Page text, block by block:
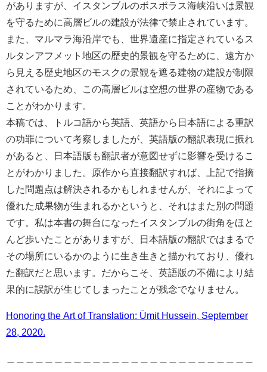
がありますが、イスタンブルのボスポラス海峡沿いは景観
を守るために高層ビルの建設が法律で禁止されています。
また、マルマラ海沿岸でも、世界遺産に指定されているス
ルタンアフメット地区の歴史的景観を守るために、遠方か
ら見える歴史地区のモスクの景観を遮る建物の建設が制限
されているため、この高層ビルは空想の世界の産物である
ことがわかります。
本稿では、トルコ語から英語、英語から日本語による重訳
の功罪について考察しましたが、英語版の翻訳表現に振れ
があると、日本語版も翻訳者が意図せずに影響を受けるこ
とがわかりました。原作から直接翻訳すれば、上記で指摘
した問題点は解決されるかもしれませんが、それによって
優れた成果物が生まれるかというと、それはまた別の問題
です。私は本書の舞台になったイスタンブルの街角をほと
んど歩いたことがありますが、日本語版の翻訳ではまるで
その場所にいるかのように生き生きと描かれており、優れ
た翻訳だと思います。だからこそ、英語版の不備により結
果的に誤訳が生じてしまったことが残念でなりません。
Honoring the Art of Translation: Ümit Hussein, September
28, 2020.